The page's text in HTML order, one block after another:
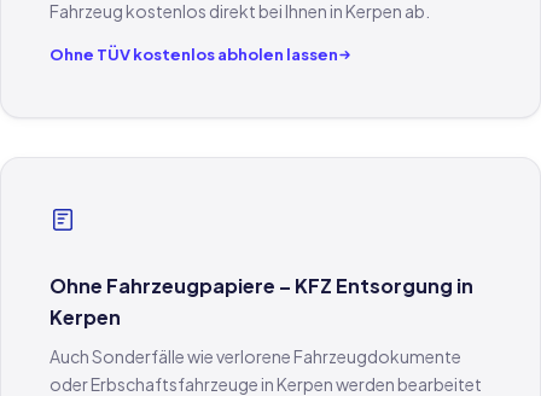
Fahrzeug kostenlos direkt bei Ihnen in Kerpen ab.
Ohne TÜV kostenlos abholen lassen
Ohne Fahrzeugpapiere – KFZ Entsorgung in
Kerpen
Auch Sonderfälle wie verlorene Fahrzeugdokumente
oder Erbschaftsfahrzeuge in Kerpen werden bearbeitet